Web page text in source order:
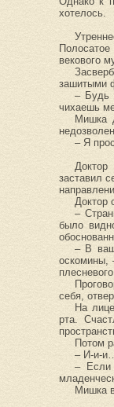
хотелось.
векового
зашитыми
– Будь
чихаешь
Мишка
– Я
заставил
Доктор
–
было
– В
оскомины,
себя,
На
рта.
Потом
– И-и-
– Если
Мишка